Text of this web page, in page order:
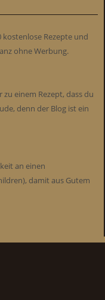
kostenlose Rezepte und
ohne Werbung.
einem Rezept, dass du
denn der Blog ist ein
an einen
damit aus Gutem